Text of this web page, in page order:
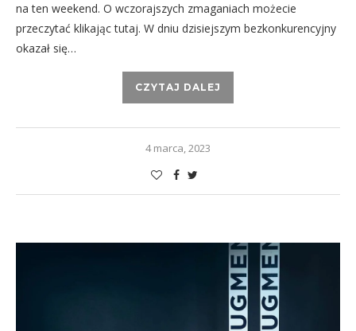
na ten weekend. O wczorajszych zmaganiach możecie
przeczytać klikając tutaj. W dniu dzisiejszym bezkonkurencyjny
okazał się…
CZYTAJ DALEJ
4 marca, 2023